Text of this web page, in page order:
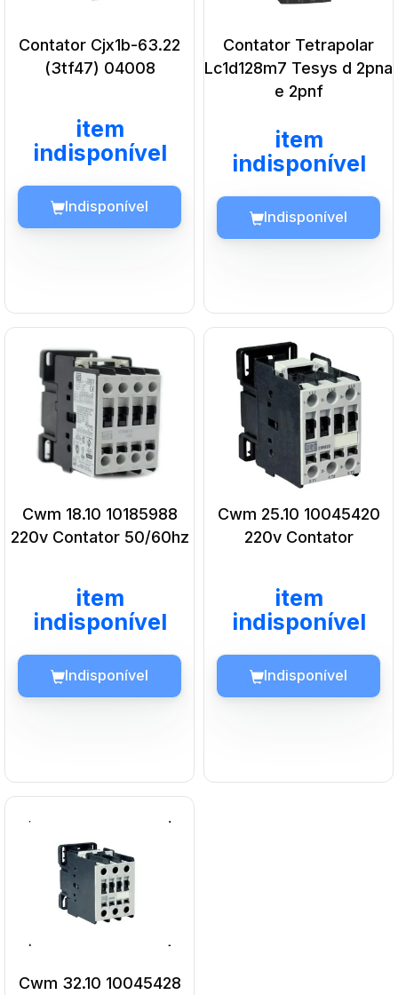
Contator Cjx1b-63.22
(3tf47) 04008
item
indisponível
Indisponível
Contator Tetrapolar
Lc1d128m7 Tesys d 2pna
e 2pnf
item
indisponível
Cwm 18.10 10185988
220v Contator 50/60hz
item
indisponível
Cwm 25.10 10045420
220v Contator
item
indisponível
Cwm 32.10 10045428